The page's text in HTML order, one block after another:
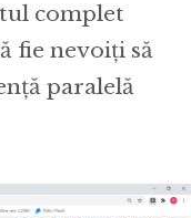
complet
fie nevoiți să
paralelă